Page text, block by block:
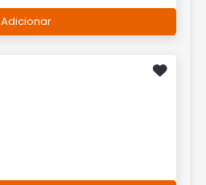
Adicionar